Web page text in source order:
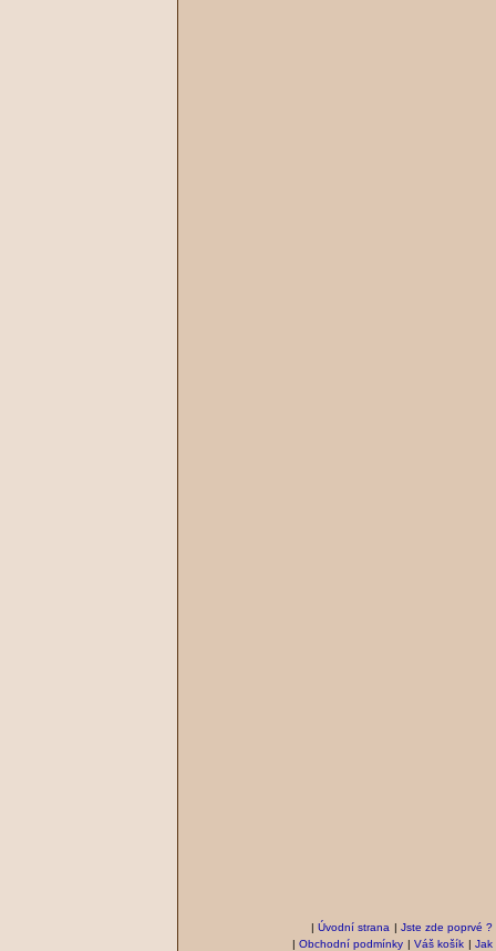
| Úvodní strana | Jste zde poprvé ?
| Obchodní podmínky | Váš košík | Jak